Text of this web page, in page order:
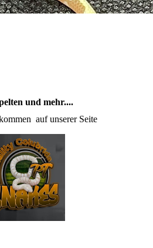
und mehr....
auf unserer Seite